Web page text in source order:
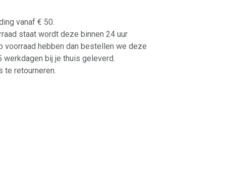
vanaf € 50.
staat wordt deze binnen 24 uur
voorraad hebben dan bestellen we deze
werkdagen bij je thuis geleverd.
te retourneren.